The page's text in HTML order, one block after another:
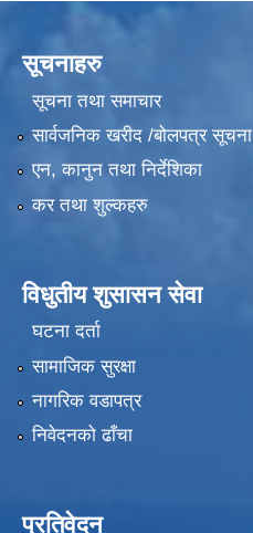
सूचनाहरु
सूचना तथा समाचार
सार्वजनिक खरीद /बोलपत्र सूचना
एन, कानुन तथा निर्देशिका
कर तथा शुल्कहरु
विधुतीय शुसासन सेवा
घटना दर्ता
सामाजिक सुरक्षा
नागरिक वडापत्र
निवेदनको ढाँचा
प्रतिवेदन